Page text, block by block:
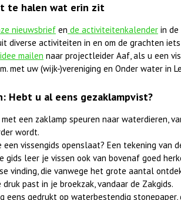
te halen wat erin zit
nieuwsbrief en de activiteitenkalender in de
diverse activiteiten in en om de grachten
mailen naar projectleider Aaf, als u een
met uw (wijk-)vereniging en Onder water in
Hebt u al eens gezaklampvist?
een zaklamp speuren naar waterdieren,
wordt.
een vissengids openslaat? Een tekening
gids leer je vissen ook van bovenaf goed
vinding, die vanwege het grote aantal
past in je broekzak, vandaar de Zakgids.
eens gedrukt op waterbestendig